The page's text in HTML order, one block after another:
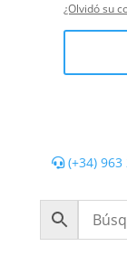
¿Olvidó su
(+34) 963